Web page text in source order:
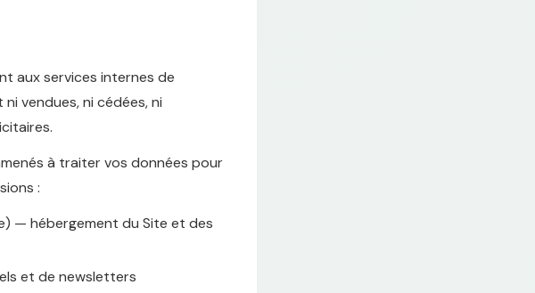
aux services internes de
vendues, ni cédées, ni
à traiter vos données pour
:
— hébergement du Site et des
et de newsletters